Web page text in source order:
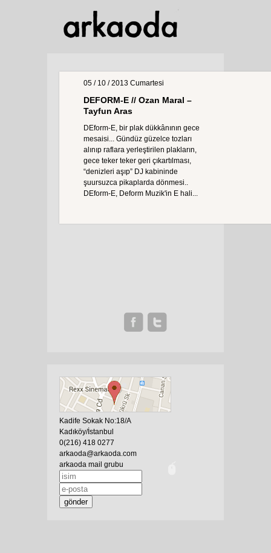
05 / 10 / 2013 Cumartesi
DEFORM-E // Ozan Maral –
Tayfun Aras
DEform-E, bir plak dükkânının gece
mesaisi... Gündüz güzelce tozları
alınıp raflara yerleştirilen plakların,
gece teker teker geri çıkartılması,
“denizleri aşıp” DJ kabininde
şuursuzca pikaplarda dönmesi..
DEform-E, Deform Muzik'in E hali...
Kadife Sokak No:18/A
Kadıköy/İstanbul
0(216) 418 0277
arkaoda@arkaoda.com
arkaoda mail grubu